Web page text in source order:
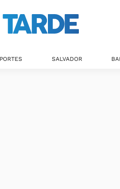
SALVADOR